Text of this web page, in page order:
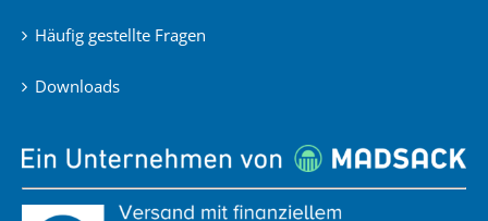
Häufig gestellte Fragen
Downloads